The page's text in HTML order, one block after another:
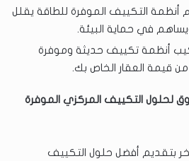
أنظمة التكييف الموفرة للطاقة يقلل
في حماية البيئة.
أنظمة تكييف حديثة وموفرة
قيمة العقار الخاص بك.
لحلول التكييف المركزي الموفرة
بتقديم أفضل حلول التكييف